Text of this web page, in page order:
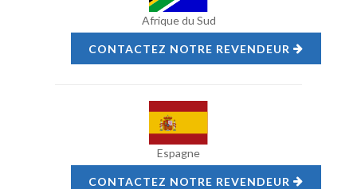
Afrique du Sud
CONTACTEZ NOTRE REVENDEUR
Espagne
CONTACTEZ NOTRE REVENDEUR